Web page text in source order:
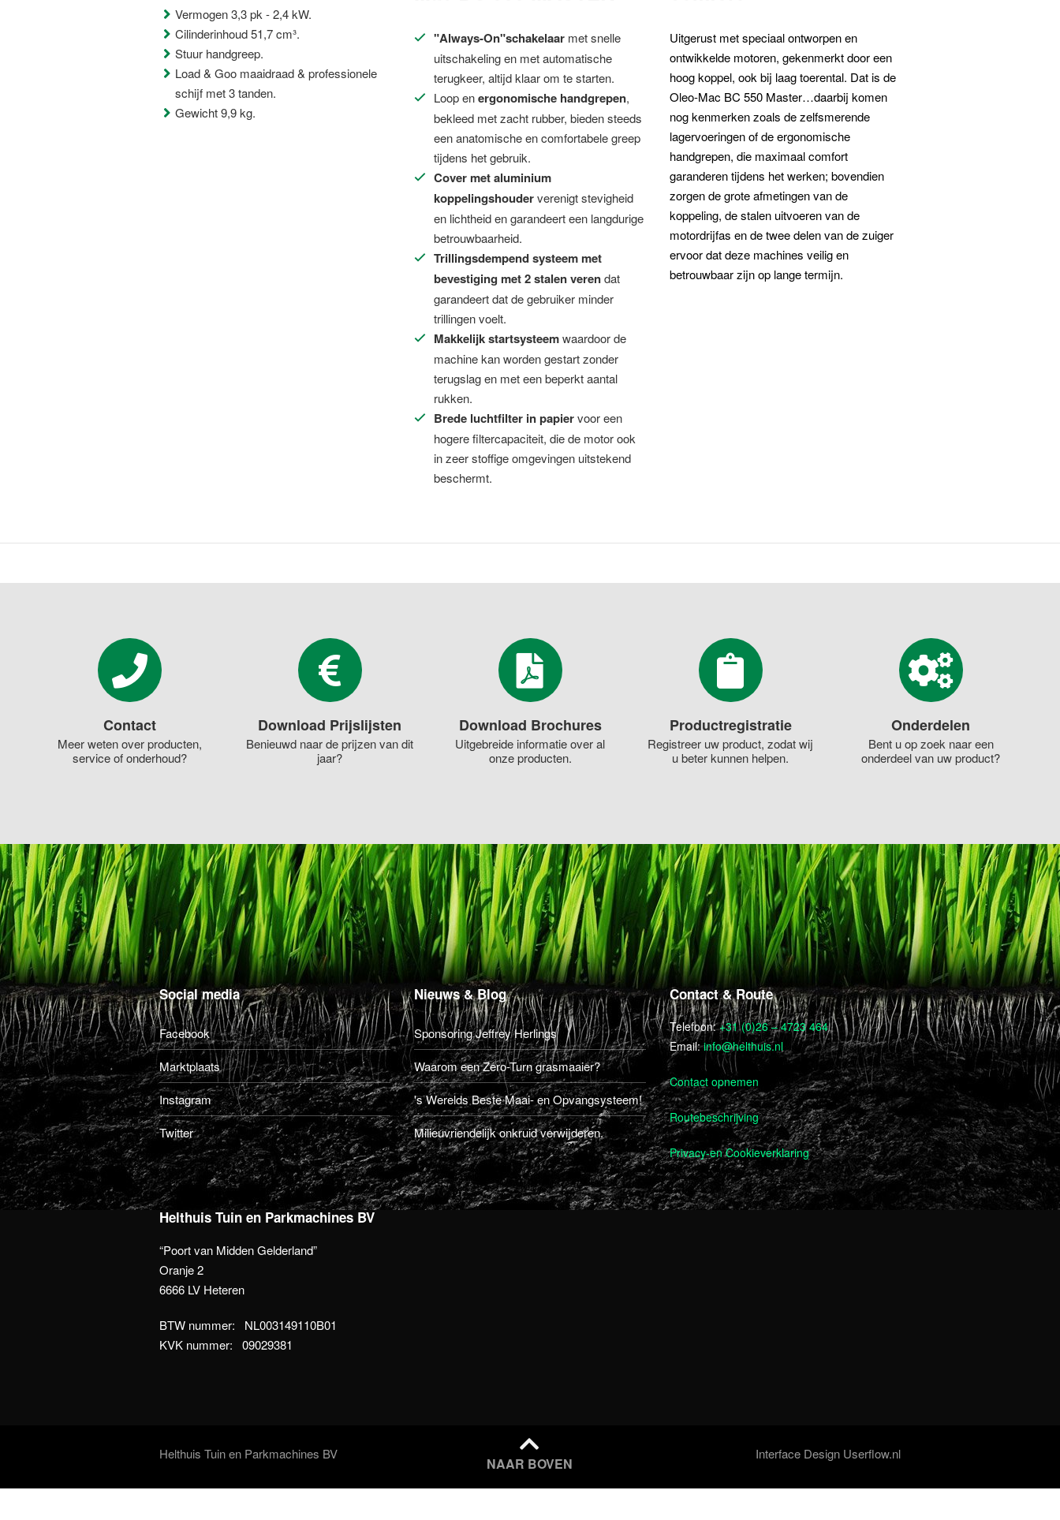
Vermogen 3,3 pk - 2,4 kW.
Cilinderinhoud 51,7 cm³.
Stuur handgreep.
Load & Goo maaidraad & professionele
schijf met 3 tanden.
Gewicht 9,9 kg.
"Always-On"schakelaar met snelle
uitschakeling en met automatische
terugkeer, altijd klaar om te starten.
Loop energonomische handgrepen,
bekleed met zacht rubber, bieden steeds
een anatomische en comfortabele greep
tijdens het gebruik.
Cover met aluminium
koppelingshouderverenigt stevigheid
en lichtheid en garandeert een langdurige
betrouwbaarheid.
Trillingsdempend systeem met
bevestiging met 2 stalen verendat
garandeert dat de gebruiker minder
trillingen voelt.
Makkelijk startsysteemwaardoor de
machine kan worden gestart zonder
terugslag en met een beperkt aantal
rukken.
Brede luchtfilter in papiervoor een
hogere filtercapaciteit, die de motor ook
in zeer stoffige omgevingen uitstekend
beschermt.
Uitgerust met speciaal ontworpen en
ontwikkelde motoren, gekenmerkt door een
hoog koppel, ook bij laag toerental. Dat is de
Oleo-Mac BC 550 Master…daarbij komen
nog kenmerken zoals de zelfsmerende
lagervoeringen of de ergonomische
handgrepen, die maximaal comfort
garanderen tijdens het werken; bovendien
zorgen de grote afmetingen van de
koppeling, de stalen uitvoeren van de
motordrijfas en de twee delen van de zuiger
ervoor dat deze machines veilig en
betrouwbaar zijn op lange termijn.
Contact
Meer weten over producten,
service of onderhoud?
Download Prijslijsten
Benieuwd naar de prijzen van dit
jaar?
Download Brochures
Uitgebreide informatie over al
onze producten.
Productregistratie
Registreer uw product, zodat wij
u beter kunnen helpen.
Onderdelen
Bent u op zoek naar een
onderdeel van uw product?
Social media
Facebook
Marktplaats
Instagram
Twitter
Nieuws & Blog
Sponsoring Jeffrey Herlings
Waarom een Zero-Turn grasmaaier?
's Werelds Beste Maai- en Opvangsysteem!
Milieuvriendelijk onkruid verwijderen.
Contact & Route
Telefoon:+31 (0)26 – 4723 464
Email:info@helthuis.nl
Contact opnemen
Routebeschrijving
Privacy-en Cookieverklaring
Helthuis Tuin en Parkmachines BV
“Poort van Midden Gelderland”
Oranje 2
6666 LV Heteren
BTW nummer: NL003149110B01
KVK nummer: 09029381
Helthuis Tuin en Parkmachines BV
NAAR BOVEN
Interface Design Userflow.nl